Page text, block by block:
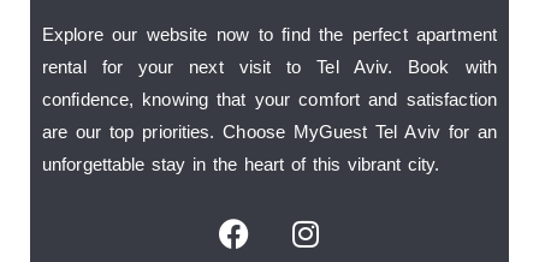
Explore our website now to find the perfect apartment
rental for your next visit to Tel Aviv. Book with
confidence, knowing that your comfort and satisfaction
are our top priorities. Choose MyGuest Tel Aviv for an
unforgettable stay in the heart of this vibrant city.